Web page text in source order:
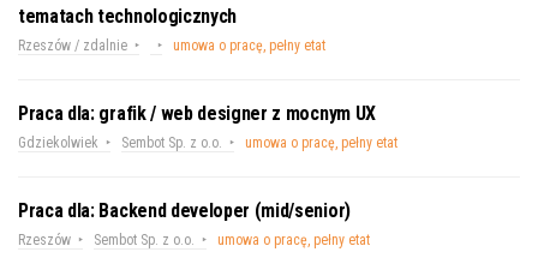
tematach technologicznych
Rzeszów / zdalnie umowa o pracę, pełny etat
Praca dla: grafik / web designer z mocnym UX
Gdziekolwiek Sembot Sp. z o.o. umowa o pracę, pełny etat
Praca dla: Backend developer (mid/senior)
Rzeszów Sembot Sp. z o.o. umowa o pracę, pełny etat